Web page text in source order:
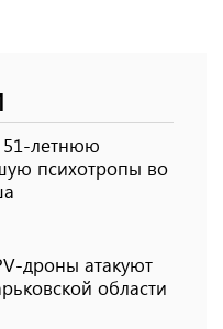
51-летнюю
психотропы во
дроны атакуют
области